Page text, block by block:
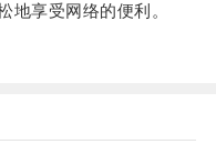
地享受网络的便利。